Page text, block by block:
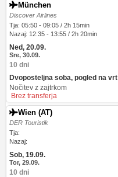
München
Discover Airlines
Tja: 05:50 - 09:05 / 2h 15min
Nazaj: 12:35 - 13:55 / 2h 20min
Ned, 20.09.
Sre, 30.09.
10 dni
Dvoposteljna soba, pogled na vrt
Nočitev z zajtrkom
Brez transferja
Wien (AT)
DER Touristik
Tja:
Nazaj:
Sob, 19.09.
Tor, 29.09.
10 dni